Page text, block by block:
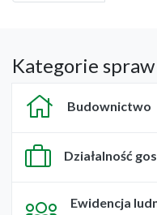
Kategorie
Budownictwo
Działalność
Ewidencja